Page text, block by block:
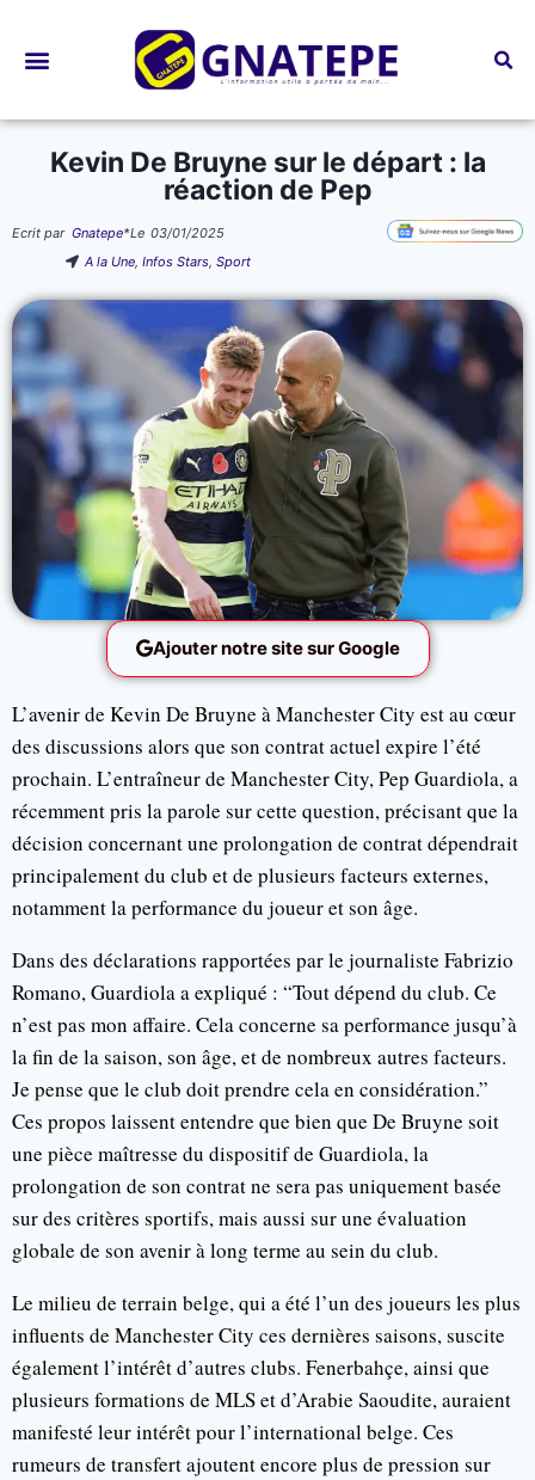
Kevin De Bruyne sur le départ : la
réaction de Pep
Ecrit par Gnatepe*Le 03/01/2025
A la Une,Infos Stars,Sport
Ajouter notre site sur Google
L’avenir de Kevin De Bruyne à Manchester City est au cœur
des discussions alors que son contrat actuel expire l’été
prochain. L’entraîneur de Manchester City, Pep Guardiola, a
récemment pris la parole sur cette question, précisant que la
décision concernant une prolongation de contrat dépendrait
principalement du club et de plusieurs facteurs externes,
notamment la performance du joueur et son âge.
Dans des déclarations rapportées par le journaliste Fabrizio
Romano, Guardiola a expliqué : “Tout dépend du club. Ce
n’est pas mon affaire. Cela concerne sa performance jusqu’à
la fin de la saison, son âge, et de nombreux autres facteurs.
Je pense que le club doit prendre cela en considération.”
Ces propos laissent entendre que bien que De Bruyne soit
une pièce maîtresse du dispositif de Guardiola, la
prolongation de son contrat ne sera pas uniquement basée
sur des critères sportifs, mais aussi sur une évaluation
globale de son avenir à long terme au sein du club.
Le milieu de terrain belge, qui a été l’un des joueurs les plus
influents de Manchester City ces dernières saisons, suscite
également l’intérêt d’autres clubs. Fenerbahçe, ainsi que
plusieurs formations de MLS et d’Arabie Saoudite, auraient
manifesté leur intérêt pour l’international belge. Ces
rumeurs de transfert ajoutent encore plus de pression sur